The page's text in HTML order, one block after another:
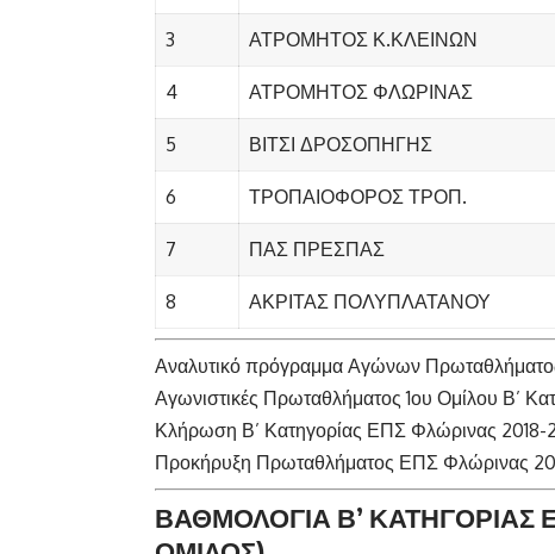
3 ΑΤΡΟΜΗΤΟΣ Κ.ΚΛΕΙΝΩΝ
4 ΑΤΡΟΜΗΤΟΣ ΦΛΩΡΙΝΑΣ
5 ΒΙΤΣΙ ΔΡΟΣΟΠΗΓΗΣ
6 ΤΡΟΠΑΙΟΦΟΡΟΣ ΤΡΟΠ.
7 ΠΑΣ ΠΡΕΣΠΑΣ
8 ΑΚΡΙΤΑΣ ΠΟΛΥΠΛΑΤΑΝΟΥ
Αναλυτικό πρόγραμμα Αγώνων
Αγωνιστικές Πρωταθλήματος 1ου Ομίλου Β’
Κλήρωση Β’ Κατηγορίας ΕΠΣ Φλώρινας 2018-
Προκήρυξη Πρωταθλήματος ΕΠΣ Φλώρινας
ΒΑΘΜΟΛΟΓΙΑ Β’ ΚΑΤΗΓΟΡΙΑΣ